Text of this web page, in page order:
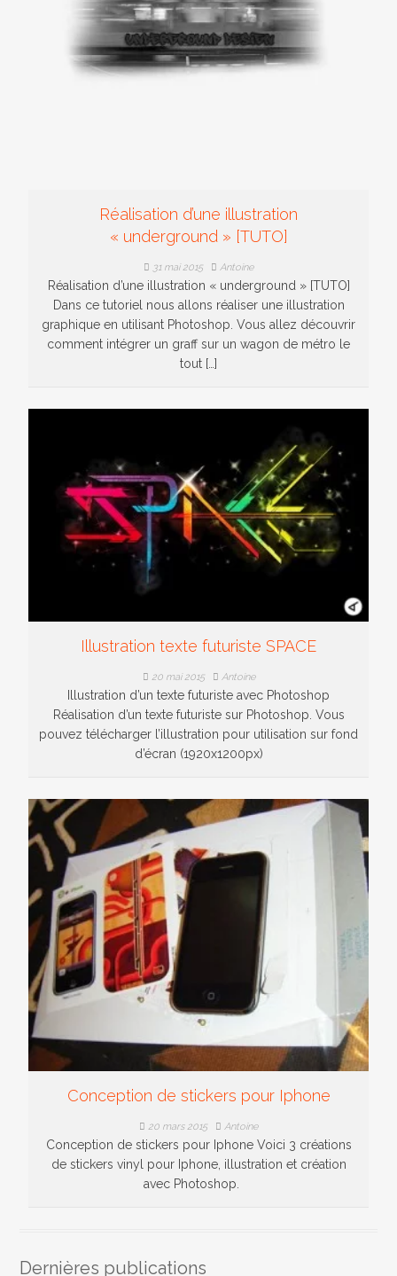
Réalisation d’une illustration
« underground » [TUTO]
31 mai 2015 Antoine
Réalisation d’une illustration « underground » [TUTO]
Dans ce tutoriel nous allons réaliser une illustration
graphique en utilisant Photoshop. Vous allez découvrir
comment intégrer un graff sur un wagon de métro le
tout […]
Illustration texte futuriste SPACE
20 mai 2015 Antoine
Illustration d’un texte futuriste avec Photoshop
Réalisation d’un texte futuriste sur Photoshop. Vous
pouvez télécharger l’illustration pour utilisation sur fond
d’écran (1920x1200px)
Conception de stickers pour Iphone
20 mars 2015 Antoine
Conception de stickers pour Iphone Voici 3 créations
de stickers vinyl pour Iphone, illustration et création
avec Photoshop.
Dernières publications